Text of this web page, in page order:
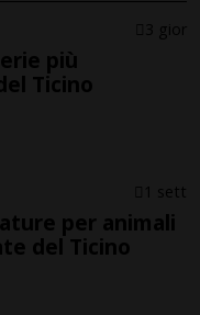
3 gior
più
Ticino
1 sett
per animali
del Ticino